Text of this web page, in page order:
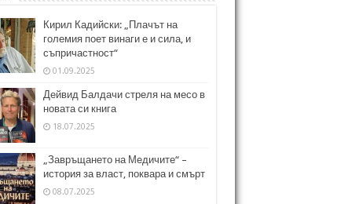
Кирил Кадийски: „Плачът на
големия поет винаги е и сила, и
съпричастност“
01.09.2025
Дейвид Балдачи стреля на месо в
новата си книга
18.07.2025
„Завръщането на Медичите“ –
история за власт, поквара и смърт
08.07.2025